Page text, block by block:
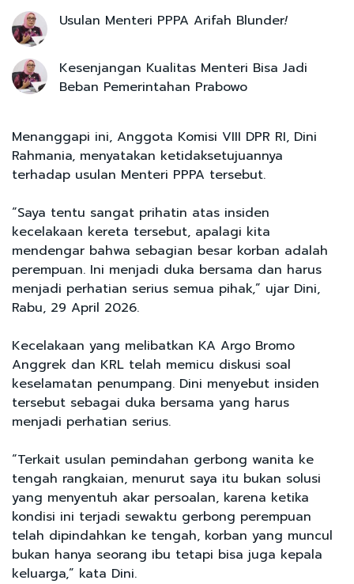
Usulan Menteri PPPA Arifah Blunder!
Kesenjangan Kualitas Menteri Bisa Jadi
Beban Pemerintahan Prabowo
Menanggapi ini, Anggota Komisi VIII DPR RI, Dini
Rahmania, menyatakan ketidaksetujuannya
terhadap usulan Menteri PPPA tersebut.
“Saya tentu sangat prihatin atas insiden
kecelakaan kereta tersebut, apalagi kita
mendengar bahwa sebagian besar korban adalah
perempuan. Ini menjadi duka bersama dan harus
menjadi perhatian serius semua pihak,” ujar Dini,
Rabu, 29 April 2026.
Kecelakaan yang melibatkan KA Argo Bromo
Anggrek dan KRL telah memicu diskusi soal
keselamatan penumpang. Dini menyebut insiden
tersebut sebagai duka bersama yang harus
menjadi perhatian serius.
“Terkait usulan pemindahan gerbong wanita ke
tengah rangkaian, menurut saya itu bukan solusi
yang menyentuh akar persoalan, karena ketika
kondisi ini terjadi sewaktu gerbong perempuan
telah dipindahkan ke tengah, korban yang muncul
bukan hanya seorang ibu tetapi bisa juga kepala
keluarga,” kata Dini.